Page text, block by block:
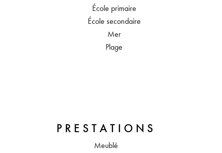
École primaire
École secondaire
Mer
Plage
PRESTATIONS
Meublé